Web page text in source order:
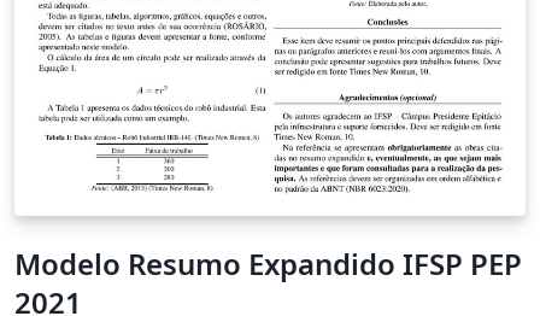
Modelo Resumo Expandido IFSP PEP
2021